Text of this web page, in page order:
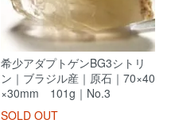
希少アダプトゲンBG3シトリ
ン｜ブラジル産｜原石｜70×40
×30mm 101g｜No.3
SOLD OUT